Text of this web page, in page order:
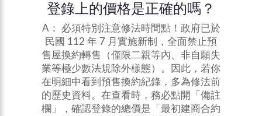
登錄上的價格是正確的嗎？
A： 必須特別注意修法時間點！政府已於
民國 112 年 7 月實施新制，全面禁止預
售屋換約轉售（僅限二親等內、非自願失
業等極少數法規除外樣態）。因此，若你
在明細中看到預售換約紀錄，多為修法前
的歷史資料。在查看時，務必點開「備註
欄」，確認登錄的總價是「最初建商合約